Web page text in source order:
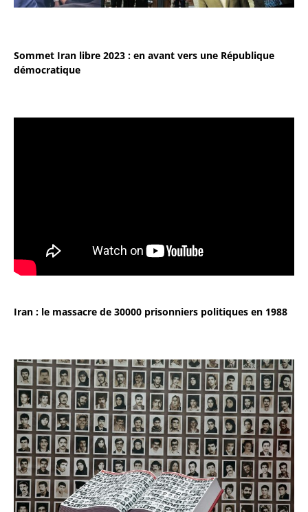
Sommet Iran libre 2023 : en avant vers une République
démocratique
Iran : le massacre de 30000 prisonniers politiques en 1988